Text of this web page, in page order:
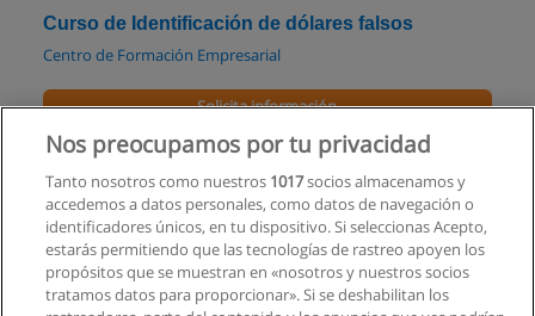
Curso de Identificación de dólares falsos
Centro de Formación Empresarial
Solicita información
Curso de Certificación Analista Financiero
Centrhum
Solicita información
Curso: Clases de Economía en Quito
Nos preocupamos por tu privacidad
Tanto nosotros como nuestros 1017socios almacenamos y
accedemos a datos personales, como datos de navegación o
identificadores únicos, en tu dispositivo. Si seleccionas Acepto,
estarás permitiendo que las tecnologías de rastreo apoyen los
propósitos que se muestran en «nosotros y nuestros socios
tratamos datos para proporcionar». Si se deshabilitan los